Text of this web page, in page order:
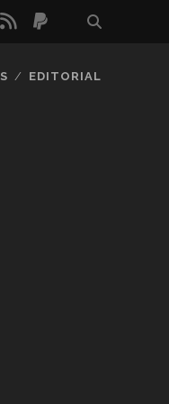
rss paypal
EDITORIAL